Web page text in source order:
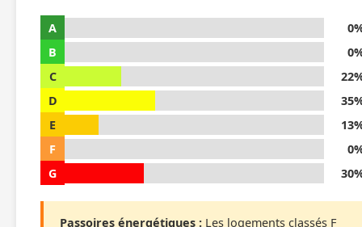
A
B
C
D
E
F
G
Passoires énergétiques : Les logements classés F